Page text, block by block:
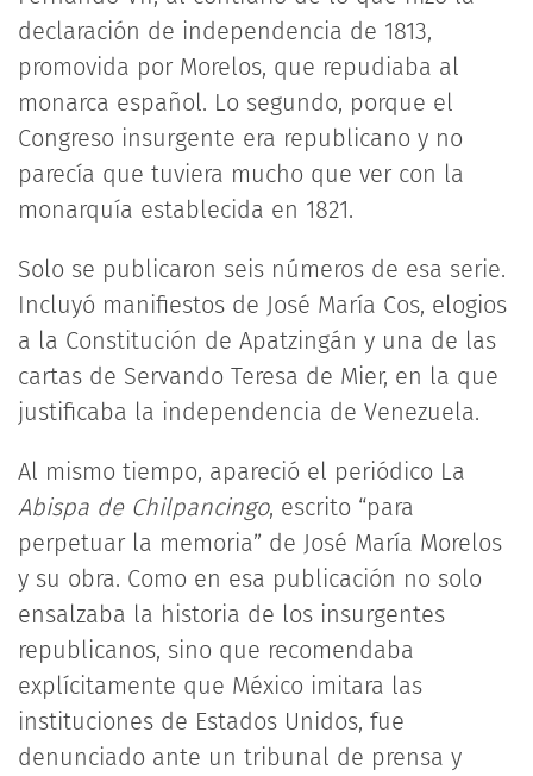
declaración de independencia de 1813,
promovida por Morelos, que repudiaba al
monarca español. Lo segundo, porque el
Congreso insurgente era republicano y no
parecía que tuviera mucho que ver con la
monarquía establecida en 1821.
Solo se publicaron seis números de esa serie.
Incluyó manifiestos de José María Cos, elogios
a la Constitución de Apatzingán y una de las
cartas de Servando Teresa de Mier, en la que
justificaba la independencia de Venezuela.
Al mismo tiempo, apareció el periódico La
Abispa de Chilpancingo, escrito “para
perpetuar la memoria” de José María Morelos
y su obra. Como en esa publicación no solo
ensalzaba la historia de los insurgentes
republicanos, sino que recomendaba
explícitamente que México imitara las
instituciones de Estados Unidos, fue
denunciado ante un tribunal de prensa y